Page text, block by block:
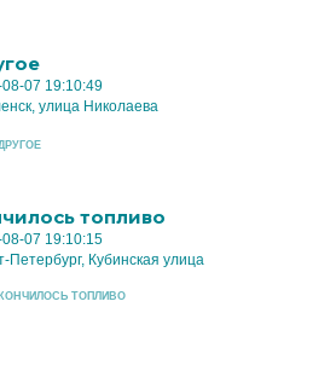
07 19:10:49
улица Николаева
ДРУГОЕ
топливо
07 19:10:15
Петербург, Кубинская улица
КОНЧИЛОСЬ ТОПЛИВО